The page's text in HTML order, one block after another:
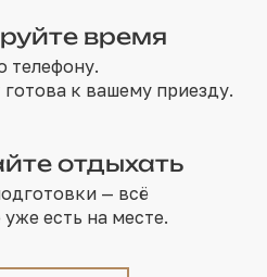
время
телефону.
к вашему приезду.
отдыхать
— всё
есть на месте.